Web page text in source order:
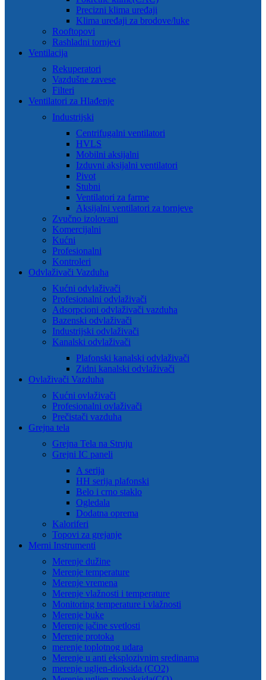
Precizni klima uređaji
Klima uređaji za brodove/luke
Rooftopovi
Rashladni tornjevi
Ventilacija
Rekuperatori
Vazdušne zavese
Filteri
Ventilatori za Hlađenje
Industrijski
Centrifugalni ventilatori
HVLS
Mobilni aksijalni
Izduvni aksijalni ventilatori
Pivot
Stubni
Ventilatori za farme
Aksijalni ventilatori za tornjeve
Zvučno izolovani
Komercijalni
Kućni
Profesionalni
Kontroleri
Odvlaživači Vazduha
Kućni odvlaživači
Profesionalni odvlaživači
Adsorpcioni odvlaživači vazduha
Bazenski odvlaživači
Industrijski odvlaživači
Kanalski odvlaživači
Plafonski kanalski odvlaživači
Zidni kanalski odvlaživači
Ovlaživači Vazduha
Kućni ovlaživači
Profesionalni ovlaživači
Prečistači vazduha
Grejna tela
Grejna Tela na Struju
Grejni IC paneli
A serija
HH serija plafonski
Belo i crno staklo
Ogledala
Dodatna oprema
Kaloriferi
Topovi za grejanje
Merni Instrumenti
Merenje dužine
Merenje temperature
Merenje vremena
Merenje vlažnosti i temperature
Monitoring temperature i vlažnosti
Merenje buke
Merenje jačine svetlosti
Merenje protoka
merenje toplotnog udara
Merenje u anti eksplozivnim sredinama
merenje ugljen-dioksida (CO2)